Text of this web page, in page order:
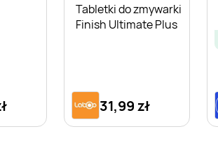
Tabletki do zmywarki
Finish Ultimate Plus
31,99 zł